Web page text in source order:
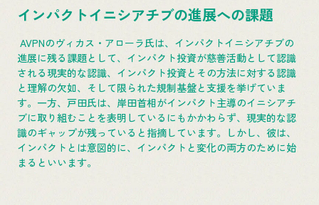
インパクトイニシアチブの進展への課題
AVPNのヴィカス・アローラ氏は、インパクトイニシアチブの
進展に残る課題として、インパクト投資が慈善活動として認識
される現実的な認識、インパクト投資とその方法に対する認識
と理解の欠如、そして限られた規制基盤と支援を挙げていま
す。一方、戸田氏は、岸田首相がインパクト主導のイニシアチ
ブに取り組むことを表明しているにもかかわらず、現実的な認
識のギャップが残っていると指摘しています。しかし、彼は、
インパクトとは意図的に、インパクトと変化の両方のために始
まるといいます。